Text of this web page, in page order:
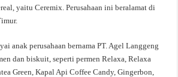
yaitu Ceremix. Perusahaan ini beralamat di
anak perusahaan bernama PT. Agel Langgeng
dan biskuit, seperti permen Relaxa, Relaxa
Green, Kapal Api Coffee Candy, Gingerbon,